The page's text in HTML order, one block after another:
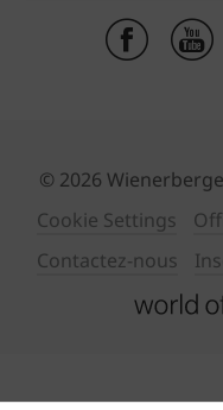
© 2026
Cookie Settings
Contactez-nous